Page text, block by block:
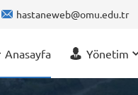
hastaneweb@omu.edu.tr
Anasayfa Yönetim